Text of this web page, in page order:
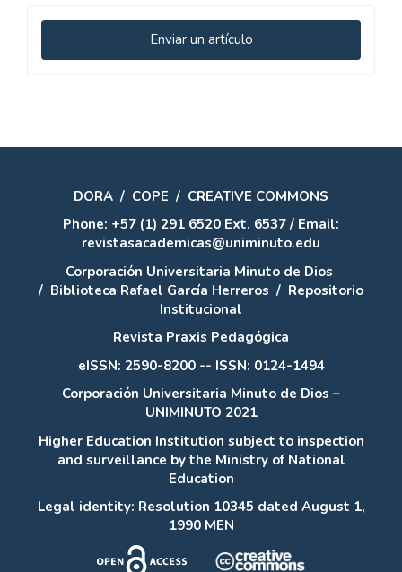
Enviar
un
Enviar un artículo
DORA / COPE / CREATIVE COMMONS
Phone: +57 (1) 291 6520 Ext. 6537 / Email:
revistasacademicas@uniminuto.edu
Corporación Universitaria Minuto de Dios
/ Biblioteca Rafael García Herreros / Repositorio
Institucional
Revista Praxis Pedagógica
eISSN: 2590-8200 -- ISSN: 0124-1494
Corporación Universitaria Minuto de Dios –
UNIMINUTO 2021
Higher Education Institution subject to inspection
and surveillance by the Ministry of National
Education
Legal identity: Resolution 10345 dated August 1,
1990 MEN